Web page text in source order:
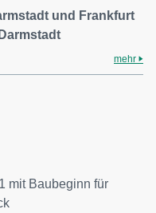
und Frankfurt
mehr
mit Baubeginn für